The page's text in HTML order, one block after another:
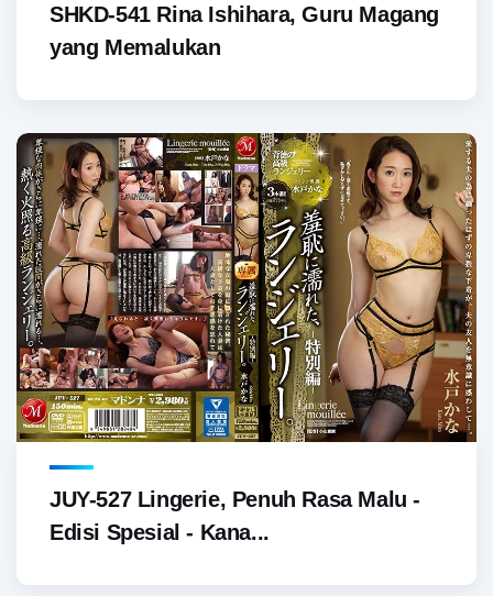
SHKD-541 Rina Ishihara, Guru Magang
yang Memalukan
JUY-527 Lingerie, Penuh Rasa Malu -
Edisi Spesial - Kana...